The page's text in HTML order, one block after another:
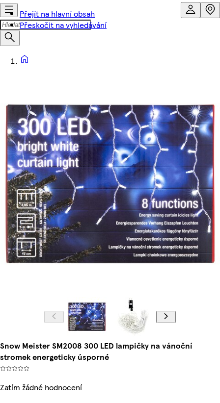
Přejít na hlavní obsah
Přeskočit na vyhledávání
Snow Meister SM2008 300 LED lampičky na vánoční
stromek energeticky úsporné
Zatím žádné hodnocení